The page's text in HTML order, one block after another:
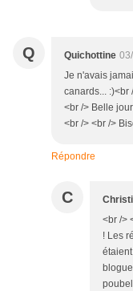
Q Quichottine
Je n'avais
canards... :)<br
<br /> Belle
<br /> <br />
Répondre
C
<br />
! Les